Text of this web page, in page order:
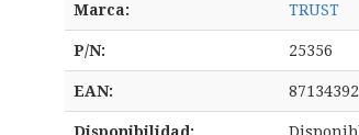
Marca: TRUST
P/N: 25356
EAN: